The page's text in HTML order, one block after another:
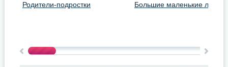
Родители-подростки Большие маленькие люди